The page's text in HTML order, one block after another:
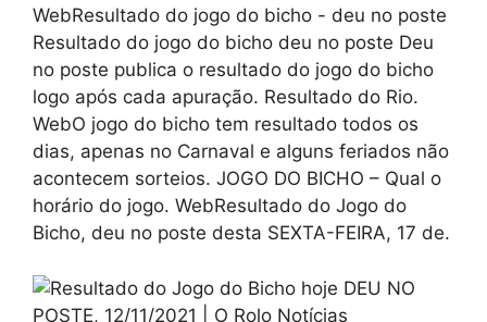
WebResultado do jogo do bicho - deu no poste
Resultado do jogo do bicho deu no poste Deu
no poste publica o resultado do jogo do bicho
logo após cada apuração. Resultado do Rio.
WebO jogo do bicho tem resultado todos os
dias, apenas no Carnaval e alguns feriados não
acontecem sorteios. JOGO DO BICHO – Qual o
horário do jogo. WebResultado do Jogo do
Bicho, deu no poste desta SEXTA-FEIRA, 17 de.